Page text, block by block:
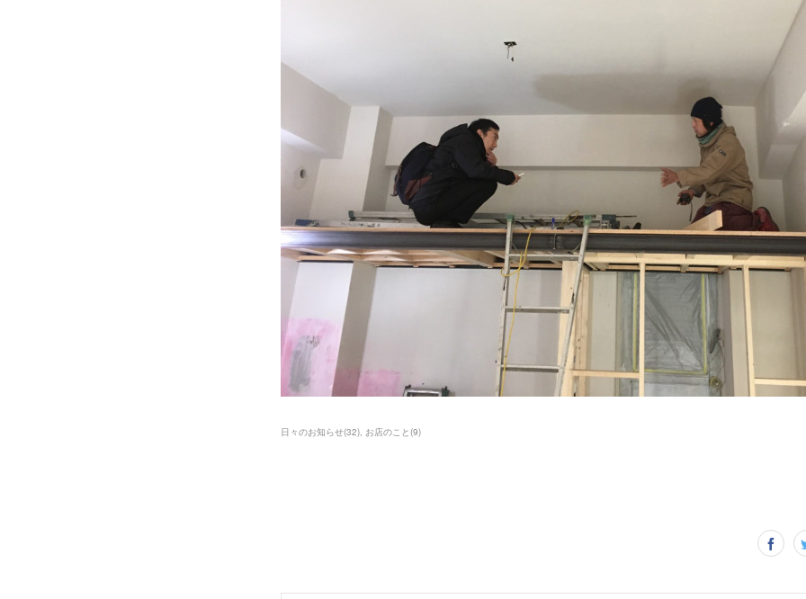
日々のお知らせ(32) お店のこと(9)